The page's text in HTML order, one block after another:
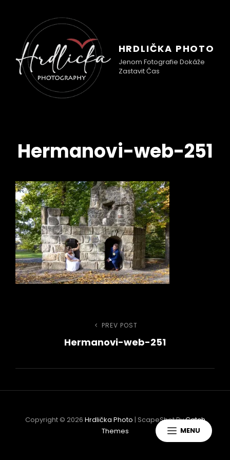
HRDLIČKA PHOTO
Jenom Fotografie Dokáže
Zastavit Čas
MENU
Hermanovi-web-251
Navigace
Previous
Post
PREV POST
Hermanovi-web-251
Copyright © 2026 Hrdlička Photo | ScapeShot ByCatch
Themes